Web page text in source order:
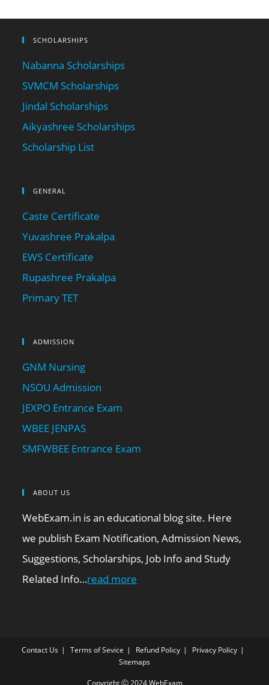
SCHOLARSHIPS
Nabanna Scholarships
SVMCM Scholarships
Jindal Scholarships
Aikyashree Scholarships
Scholarship List
GENERAL
Caste Certificate
Yuvashree Prakalpa
EWS Certificate
Rupashree Prakalpa
Primary TET
ADMISSION
GNM Nursing
NSOU Admission
JEXPO Entrance Exam
WBEE JENPAS
SMFWBEE Entrance Exam
ABOUT US
WebExam.in is an educational blog site. Here
we publish Exam Notification, Admission News,
Suggestions, Scholarships, Job Info and Study
Related Info…read more
Contact Us Terms of Sevice Refund Policy
Privacy Policy
Sitemaps
Copyright Ⓒ 2024 WebExam